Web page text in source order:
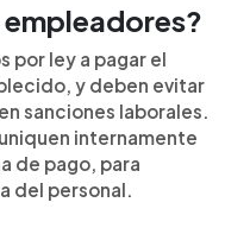
empleadores?
por ley a pagar el
y deben evitar
sanciones laborales.
internamente
de pago, para
del personal.